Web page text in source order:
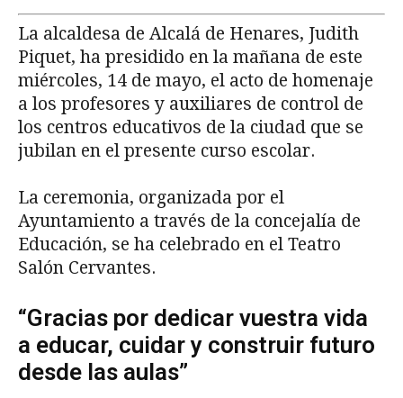
La alcaldesa de Alcalá de Henares, Judith
Piquet, ha presidido en la mañana de este
miércoles, 14 de mayo, el acto de homenaje
a los profesores y auxiliares de control de
los centros educativos de la ciudad que se
jubilan en el presente curso escolar.
La ceremonia, organizada por el
Ayuntamiento a través de la concejalía de
Educación, se ha celebrado en el Teatro
Salón Cervantes.
“Gracias por dedicar vuestra vida
a educar, cuidar y construir futuro
desde las aulas”